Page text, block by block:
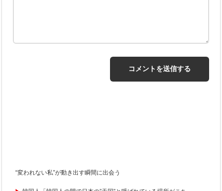
“変われない私”が動き出す瞬間に出会う